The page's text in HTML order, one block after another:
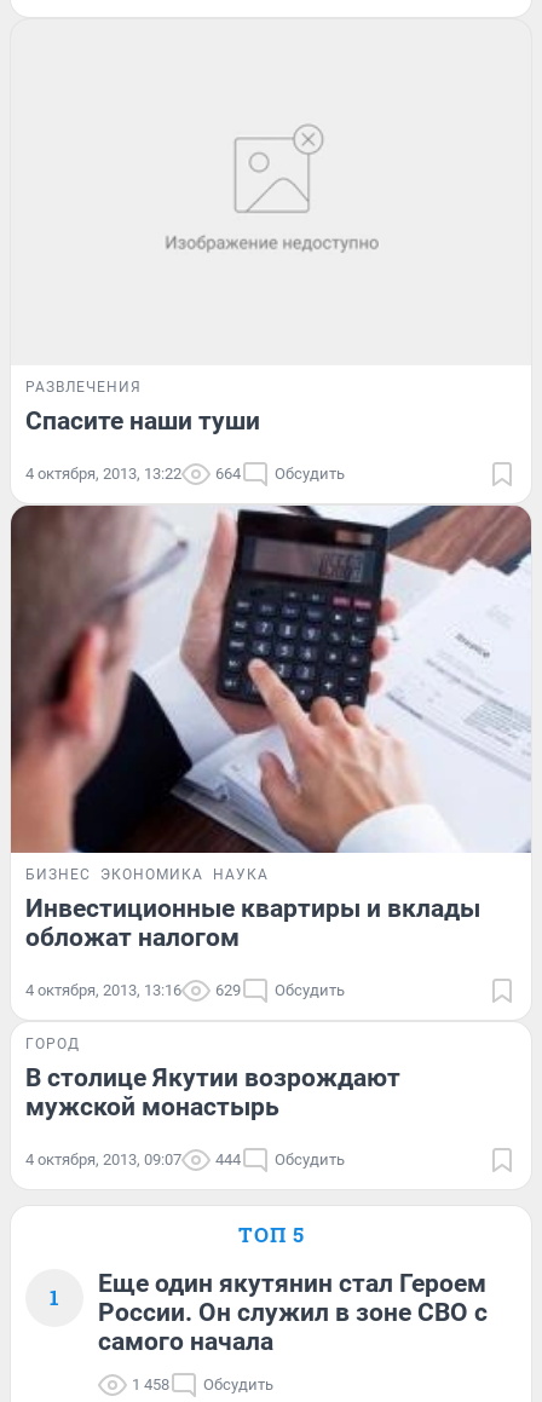
РАЗВЛЕЧЕНИЯ
Спасите наши туши
4 октября, 2013, 13:22 664 Обсудить
БИЗНЕС ЭКОНОМИКА НАУКА
Инвестиционные квартиры и вклады
обложат налогом
4 октября, 2013, 13:16 629 Обсудить
ГОРОД
В столице Якутии возрождают
мужской монастырь
4 октября, 2013, 09:07 444 Обсудить
ТОП 5
1
Еще один якутянин стал Героем
России. Он служил в зоне СВО с
самого начала
1 458 Обсудить